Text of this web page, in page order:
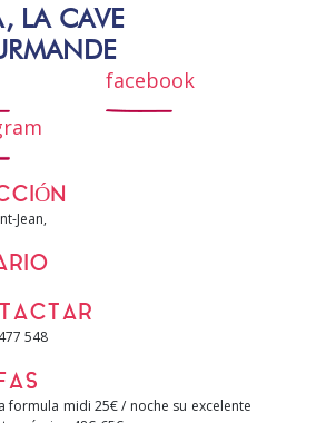
LA CAVE
facebook
Jean,
548
formula midi 25€ / noche su excelente